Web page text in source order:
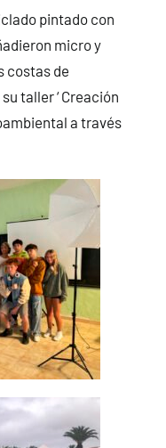
pintado con
micro y
costas de
taller ‘ Creación
a través